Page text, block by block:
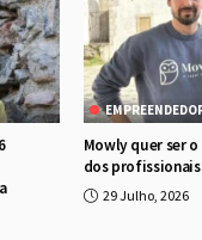
Mowly quer ser
dos
29 Julho, 2026